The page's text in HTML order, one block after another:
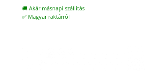
was:
8.700 Ft.
is:
🚚 Akár másnapi szállítás
✅ Magyar raktárról